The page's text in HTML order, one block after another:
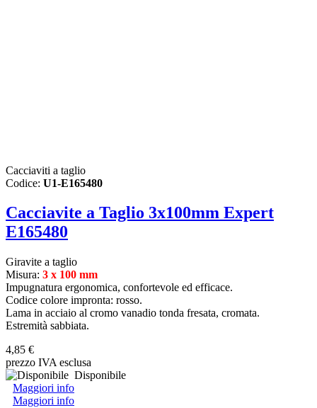
Cacciaviti a taglio
Codice: U1-E165480
Cacciavite a Taglio 3x100mm Expert
E165480
Giravite a taglio
Misura: 3 x 100 mm
Impugnatura ergonomica, confortevole ed efficace.
Codice colore impronta: rosso.
Lama in acciaio al cromo vanadio tonda fresata, cromata.
Estremità sabbiata.
4,85 €
prezzo IVA esclusa
Disponibile
Maggiori info
Maggiori info